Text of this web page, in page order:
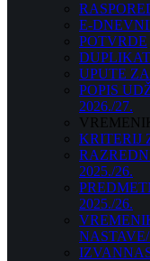
E-
POTVRDE
UPUTE
POPIS
2026./27.
KRITERIJ
2025./26.
2025./26.